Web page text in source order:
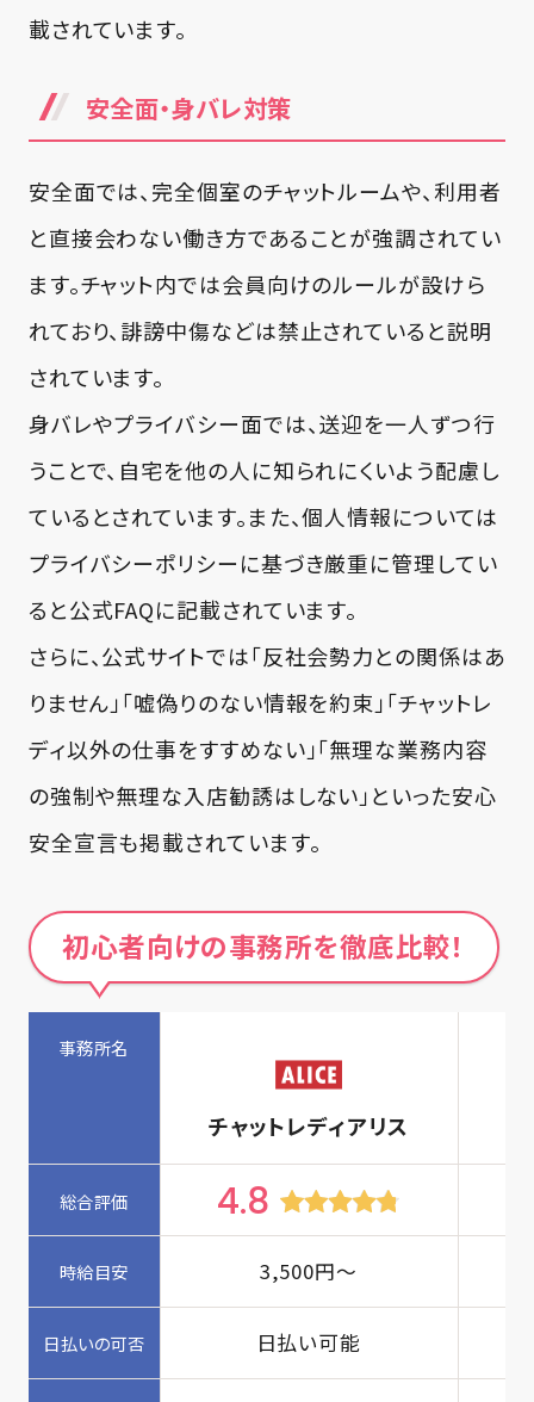
載されています。
安全面・身バレ対策
安全面では、完全個室のチャットルームや、利用者
と直接会わない働き方であることが強調されてい
ます。チャット内では会員向けのルールが設けら
れており、誹謗中傷などは禁止されていると説明
されています。
身バレやプライバシー面では、送迎を一人ずつ行
うことで、自宅を他の人に知られにくいよう配慮し
ているとされています。また、個人情報については
プライバシーポリシーに基づき厳重に管理してい
ると公式FAQに記載されています。
さらに、公式サイトでは「反社会勢力との関係はあ
りません」「嘘偽りのない情報を約束」「チャットレ
ディ以外の仕事をすすめない」「無理な業務内容
の強制や無理な入店勧誘はしない」といった安心
安全宣言も掲載されています。
初心者向けの事務所を徹底比較！
チャットレディアリス
4.8
3,500円〜
日払い可能